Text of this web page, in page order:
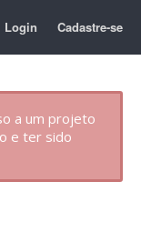
Login Cadastre-se
a um projeto
e ter sido